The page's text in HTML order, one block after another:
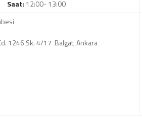
Saat: 12:00- 13:00
1246 Sk. 4/17 Balgat, Ankara